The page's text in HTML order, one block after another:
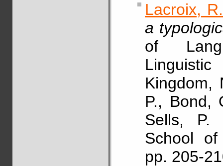
Lacroix, R.
a
of
Kingdom,
P., Bond,
Sells, P.
School
pp. 205-